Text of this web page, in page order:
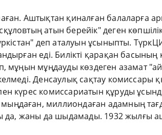
Аштықтан қиналған балаларға
атын берейік" деген
деп аталуын ұсыныпты.
еді. Билікті қарақан басының
мұңын мұңдауды көздеген азамат
Денсаулық сақтау комиссары
күрес комиссариатын құруды
миллиондаған адамның
да, жаны да шыдамады. 1932 жылғы